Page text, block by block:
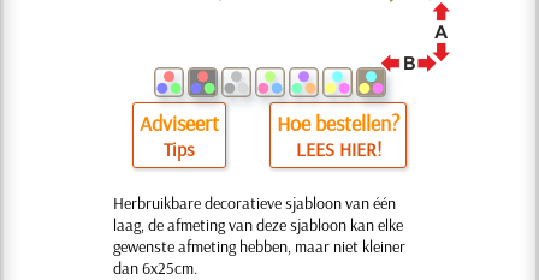
Adviseert
Tips
Hoe bestellen?
LEES HIER!
Herbruikbare decoratieve sjabloon van één
laag, de afmeting van deze sjabloon kan elke
gewenste afmeting hebben, maar niet kleiner
dan 6x25cm.